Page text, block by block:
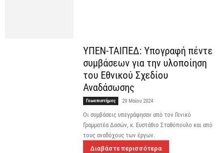
ΥΠΕΝ-ΤΑΙΠΕΔ: Υπογραφή πέντε
συμβάσεων για την υλοποίηση
του Εθνικού Σχεδίου
Αναδάσωσης
Γεωεπιστήμες 29 Μαΐου 2024
Οι συμβάσεις υπεγράφησαν από τον Γενικό
Γραμματέα Δασών, κ. Ευστάθιο Σταθόπουλο και από
τους αναδόχους των έργων.
Διαβάστε περισσότερα